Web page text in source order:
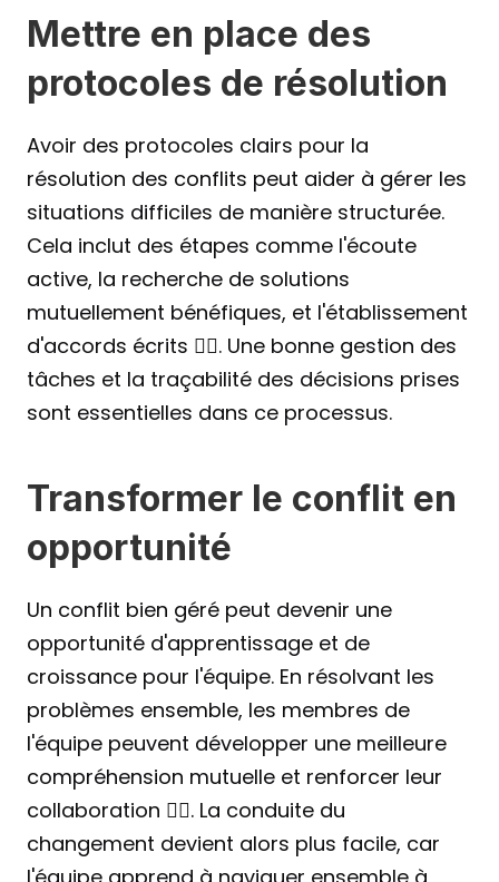
Mettre en place des
protocoles de résolution
Avoir des protocoles clairs pour la
résolution des conflits peut aider à gérer les
situations difficiles de manière structurée.
Cela inclut des étapes comme l'écoute
active, la recherche de solutions
mutuellement bénéfiques, et l'établissement
d'accords écrits ✍🏼. Une bonne gestion des
tâches et la traçabilité des décisions prises
sont essentielles dans ce processus.
Transformer le conflit en
opportunité
Un conflit bien géré peut devenir une
opportunité d'apprentissage et de
croissance pour l'équipe. En résolvant les
problèmes ensemble, les membres de
l'équipe peuvent développer une meilleure
compréhension mutuelle et renforcer leur
collaboration ☝🏻. La conduite du
changement devient alors plus facile, car